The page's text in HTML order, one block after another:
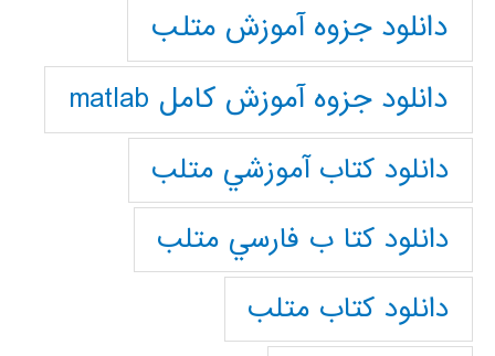
دانلود جزوه آموزش متلب
دانلود جزوه آموزش کامل matlab
دانلود كتاب آموزشي متلب
دانلود كتا ب فارسي متلب
دانلود كتاب متلب